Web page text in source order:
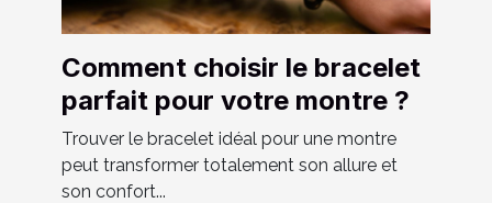
Comment choisir le bracelet
parfait pour votre montre ?
Trouver le bracelet idéal pour une montre
peut transformer totalement son allure et
son confort...